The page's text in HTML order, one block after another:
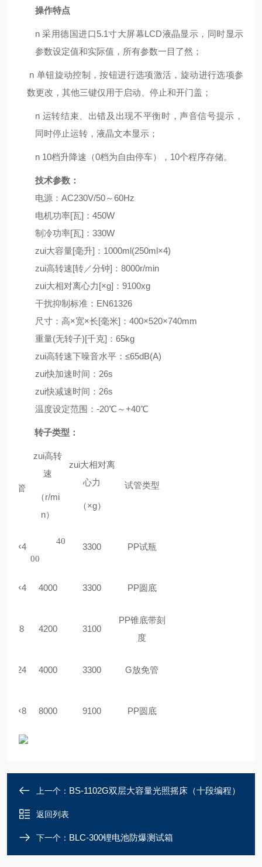
操作特点
n采用德国进口5.1寸大屏幕LCD液晶显示，同时显示
参数设定值和实际值，所有参数一目了然；
n 单钮旋动控制，按钮进行选项激活，旋动进行选项参
数更改，其他三键仅用于启动、停止和开门盖；
n 运转结束、出错及出现不平衡时，声音信号提示，
同时停止运转，液晶文本显示；
n 10档升降速（0档为自由停车），10个程序存储。
技术参数：
电源：AC230V/50～60Hz
电机功率[瓦]：450W
制冷功率[瓦]：330W
zui大容量[毫升]：1000ml(250ml×4)
zui高转速[转／分钟]：8000r/min
zui大相对离心力[×g]：9100xg
干扰抑制标准：EN61326
尺寸：高×宽×长[毫米]：400×520×740mm
重量(无转子)[千克]：65kg
zui高转速下噪音水平：≤65dB(A)
zui快加速时间：26s
zui快减速时间：26s
温度设定范围：-20℃～+40℃
转子类型：
ml×管
zui高转
速
（r/mi
n）
zui大相对离
心力
（×g）
试管类型
×4
40
00
3300 PP试瓶
×4 4000 3300 PP圆底
0ml×8 4200 3100
PP锥底带刻
度
×24 4000 3300 G放免管
×8 8000 9100 PP圆底
上一个： BS-1102G双层大容量光照摇床（十段编程）
返回列表
下一个： BLC-300锂电池防爆测试箱